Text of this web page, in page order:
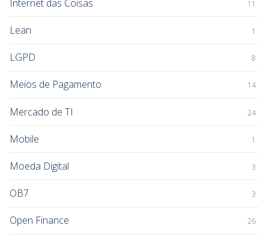
Internet das Coisas 11
Lean 1
LGPD 8
Meios de Pagamento 14
Mercado de TI 24
Mobile 1
Moeda Digital 3
OB7 3
Open Finance 26